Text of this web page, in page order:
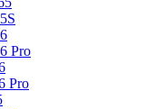
Pro
Pro